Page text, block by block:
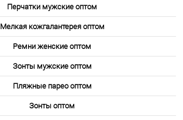
Перчатки мужские оптом
Мелкая кожгалантерея оптом
Ремни женские оптом
Зонты мужские оптом
Пляжные парео оптом
Зонты оптом